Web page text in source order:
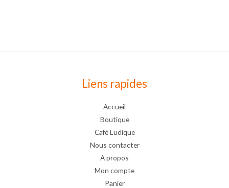
Liens rapides
Accueil
Boutique
Café Ludique
Nous contacter
A propos
Mon compte
Panier